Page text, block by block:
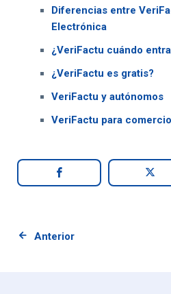
Diferencias entre
Electrónica
¿VeriFactu cuándo
¿VeriFactu es gratis?
VeriFactu y autónomos
VeriFactu para
Anterior